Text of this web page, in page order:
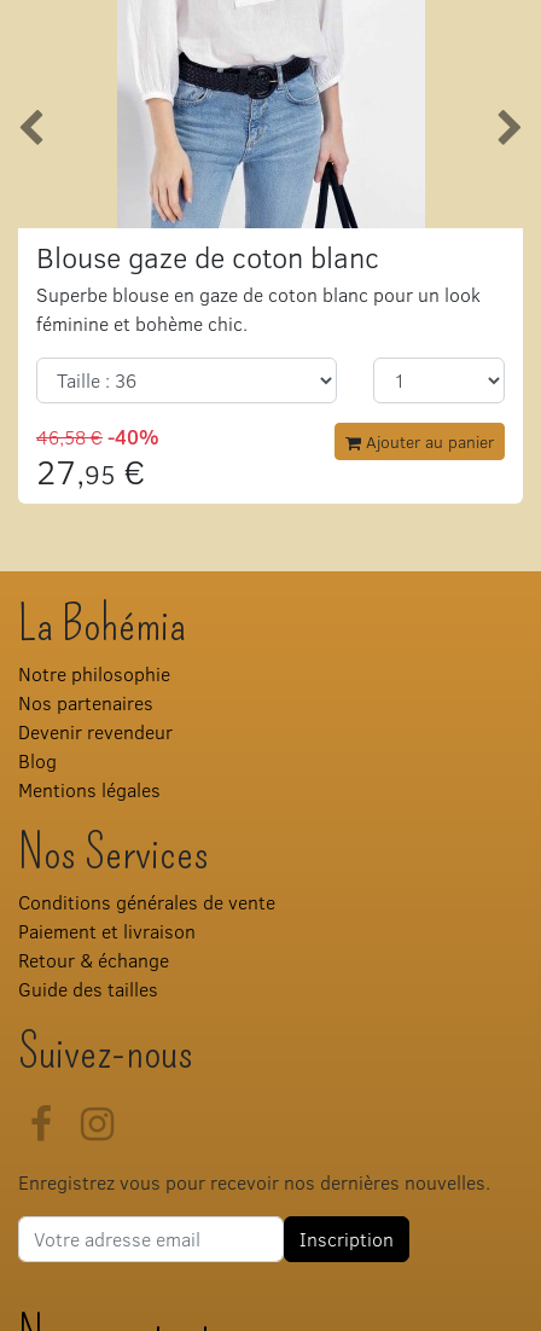
Blouse gaze de coton blanc
Superbe blouse en gaze de coton blanc pour un look
féminine et bohème chic.
46,58 €-40%
27,95 €
Ajouter au panier
La Bohémia
Notre philosophie
Nos partenaires
Devenir revendeur
Blog
Mentions légales
Nos Services
Conditions générales de vente
Paiement et livraison
Retour & échange
Guide des tailles
Suivez-nous
FacebookInstagram
Enregistrez vous pour recevoir nos dernières nouvelles.
Adresse e-mail
Inscription